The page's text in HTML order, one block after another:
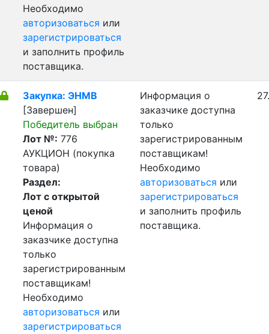
Необходимо
авторизоваться или
зарегистрироваться
и заполнить профиль
поставщика.
Закупка: ЭНМВ
[Завершен]
Победитель выбран
Лот №: 776
АУКЦИОН (покупка
товара)
Раздел:
Лот с открытой
ценой
Информация о
заказчике доступна
только
зарегистрированным
поставщикам!
Необходимо
авторизоваться или
зарегистрироваться
Информация о
заказчике доступна
только
зарегистрированным
поставщикам!
Необходимо
авторизоваться или
зарегистрироваться
и заполнить профиль
поставщика.